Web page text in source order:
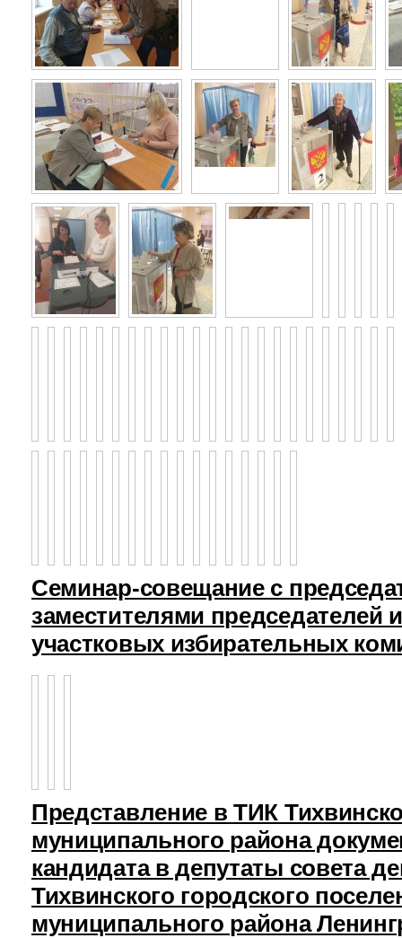
Семинар-совещание с
заместителями председателей
участковых избирательных
Представление в ТИК
муниципального района
кандидата в депутаты совета
Тихвинского городского
муниципального района